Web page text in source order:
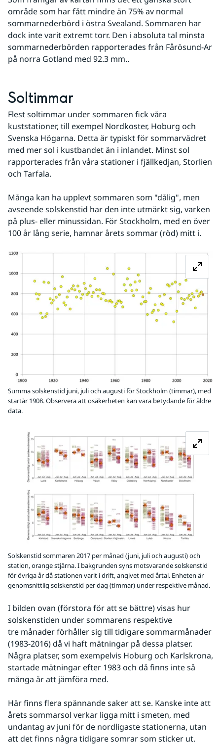
område som har fått mindre än 75% av normal
sommarnederbörd i östra Svealand. Sommaren har
dock inte varit extremt torr. Den i absoluta tal minsta
sommarnederbörden rapporterades från Fårösund-Ar
på norra Gotland med 92.3 mm..
Soltimmar
Flest soltimmar under sommaren fick våra
kuststationer, till exempel Nordkoster, Hoburg och
Svenska Högarna. Detta är typiskt för sommarvädret
med mer sol i kustbandet än i inlandet. Minst sol
rapporterades från våra stationer i fjällkedjan, Storlien
och Tarfala.
Många kan ha upplevt sommaren som "dålig", men
avseende solskenstid har den inte utmärkt sig, varken
på plus- eller minussidan. För Stockholm, med en över
100 år lång serie, hamnar årets sommar (röd) mitt i.
Summa solskenstid juni, juli och augusti för Stockholm (timmar), med
startår 1908. Observera att osäkerheten kan vara betydande för äldre
data.
Solskenstid sommaren 2017 per månad (juni, juli och augusti) och
station, orange stjärna. I bakgrunden syns motsvarande solskenstid
för övriga år då stationen varit i drift, angivet med årtal. Enheten är
genomsnittlig solskenstid per dag (timmar) under respektive månad.
I bilden ovan (förstora för att se bättre) visas hur
solskenstiden under sommarens respektive
tre månader förhåller sig till tidigare sommarmånader
(1983-2016) då vi haft mätningar på dessa platser.
Några platser, som exempelvis Hoburg och Karlskrona,
startade mätningar efter 1983 och då finns inte så
många år att jämföra med.
Här finns flera spännande saker att se. Kanske inte att
årets sommarsol verkar ligga mitt i smeten, med
undantag av juni för de nordligaste stationerna, utan
att det finns några tidigare somrar som sticker ut.